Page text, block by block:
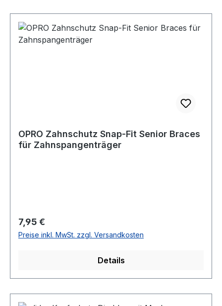
OPRO Zahnschutz Snap-Fit Senior Braces
für Zahnspangenträger
Regulärer Preis:
7,95 €
Preise inkl. MwSt. zzgl. Versandkosten
Details